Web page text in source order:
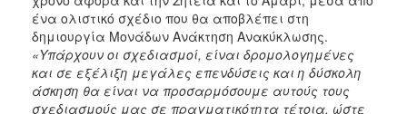
ένα ολιστικό σχέδιο που θα αποβλέπει στη
δημιουργία Μονάδων Ανάκτηση Ανακύκλωσης.
«Υπάρχουν οι σχεδιασμοί, είναι δρομολογημένες
και σε εξέλιξη μεγάλες επενδύσεις και η δύσκολη
άσκηση θα είναι να προσαρμόσουμε αυτούς τους
σχεδιασμούς μας σε πραγματικότητα τέτοια, ώστε